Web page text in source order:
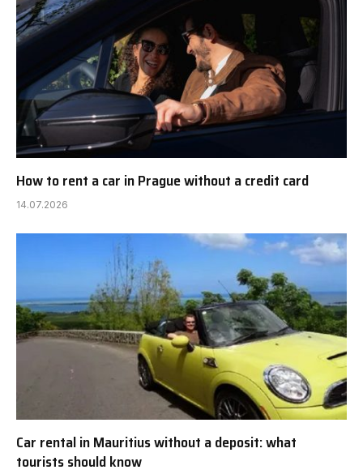
How to rent a car in Prague without a credit card
14.07.2026
Car rental in Mauritius without a deposit: what
tourists should know